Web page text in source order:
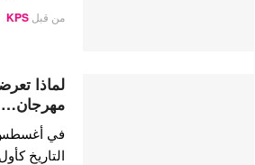
من قبلKPS
لماذا
مهرجان…
في أغسطس،
التاريخ